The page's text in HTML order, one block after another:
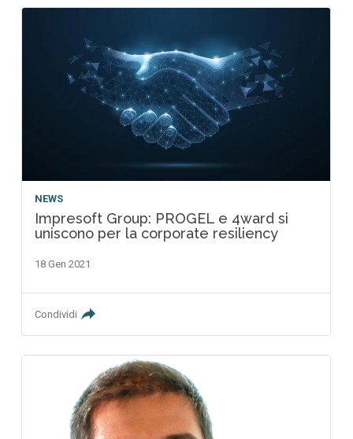
NEWS
Impresoft Group: PROGEL e 4ward si
uniscono per la corporate resiliency
18 Gen 2021
Condividi